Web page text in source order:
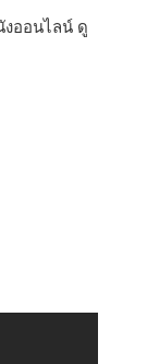
งออนไลน์ ดู